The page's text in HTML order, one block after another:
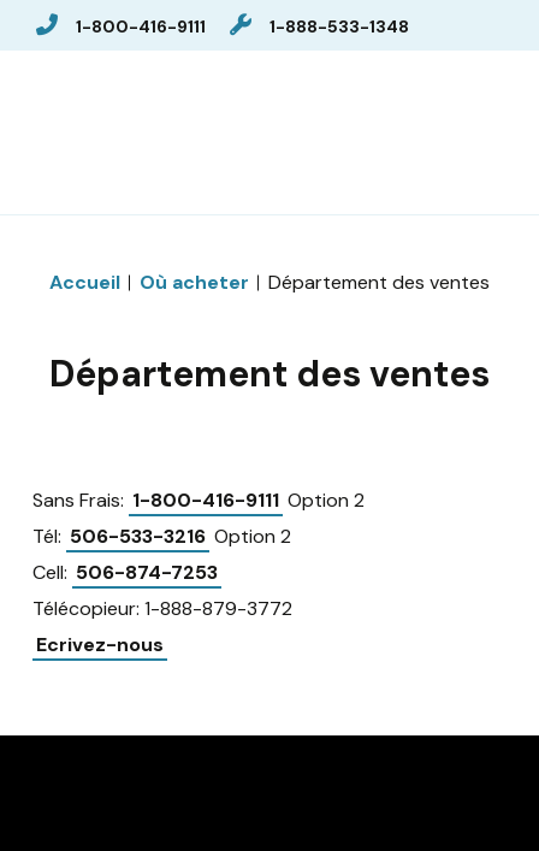
1-800-416-9111 1-888-533-1348
Accueil Où acheter Département des ventes
Département des ventes
Sans Frais: 1-800-416-9111 Option 2
Tél: 506-533-3216 Option 2
Cell: 506-874-7253
Télécopieur: 1-888-879-3772
Ecrivez-nous